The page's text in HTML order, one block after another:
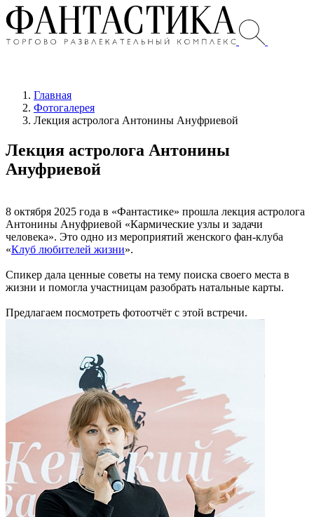
Главная
Фотогалерея
Лекция астролога Антонины Ануфриевой
Лекция астролога Антонины
Ануфриевой
8 октября 2025 года в «Фантастике» прошла лекция астролога
Антонины Ануфриевой «Кармические узлы и задачи
человека». Это одно из мероприятий женского фан-клуба
«Клуб любителей жизни».
Спикер дала ценные советы на тему поиска своего места в
жизни и помогла участницам разобрать натальные карты.
Предлагаем посмотреть фотоотчёт с этой встречи.